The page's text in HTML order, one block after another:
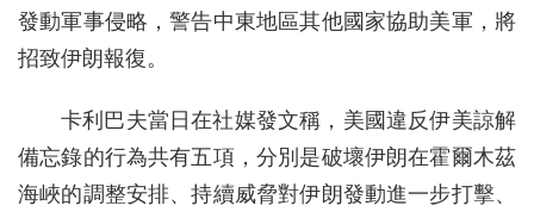
發動軍事侵略，警告中東地區其他國家協助美軍，將
招致伊朗報復。
卡利巴夫當日在社媒發文稱，美國違反伊美諒解
備忘錄的行為共有五項，分別是破壞伊朗在霍爾木茲
海峽的調整安排、持續威脅對伊朗發動進一步打擊、